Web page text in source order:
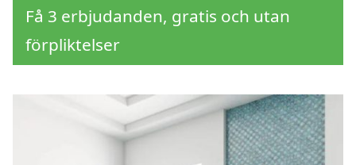
Få 3 erbjudanden, gratis och utan
förpliktelser